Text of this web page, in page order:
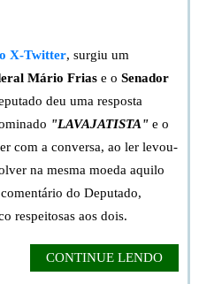
X-Twitter, surgiu um
Mário Frias e o Senador
deu uma resposta
"LAVAJATISTA" e o
com a conversa, ao ler levou-
na mesma moeda aquilo
do Deputado,
respeitosas aos dois.
CONTINUE LENDO